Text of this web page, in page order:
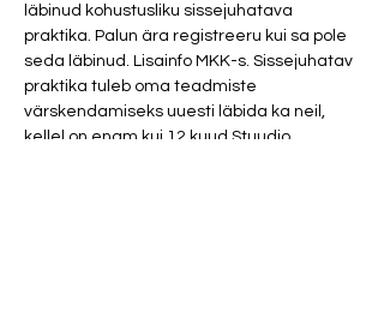
läbinud kohustusliku sissejuhatava
praktika. Palun ära registreeru kui sa pole
seda läbinud. Lisainfo MKK-s. Sissejuhatav
praktika tuleb oma teadmiste
värskendamiseks uuesti läbida ka neil,
kellel on enam kui 12 kuud Stuudio